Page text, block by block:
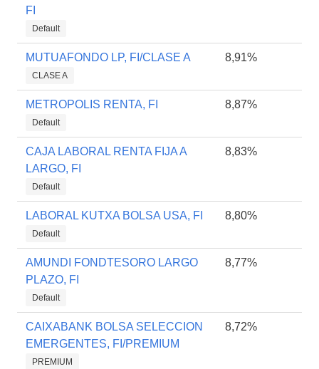
FI
Default
MUTUAFONDO LP, FI/CLASE A
CLASE A
8,91%
METROPOLIS RENTA, FI
Default
8,87%
CAJA LABORAL RENTA FIJA A
LARGO, FI
Default
8,83%
LABORAL KUTXA BOLSA USA, FI
Default
8,80%
AMUNDI FONDTESORO LARGO
PLAZO, FI
Default
8,77%
CAIXABANK BOLSA SELECCION
EMERGENTES, FI/PREMIUM
PREMIUM
8,72%